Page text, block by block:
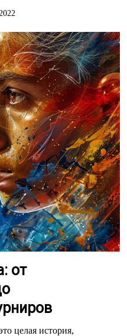
от
целая история,